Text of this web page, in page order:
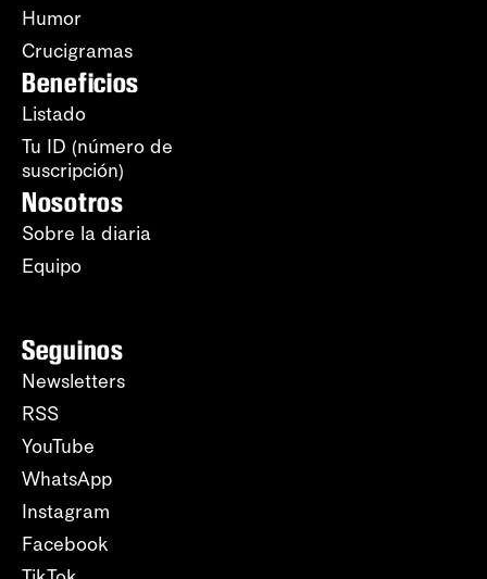
Humor
Crucigramas
Beneficios
Listado
Tu ID (número de
suscripción)
Nosotros
Sobre la diaria
Equipo
Seguinos
Newsletters
RSS
YouTube
WhatsApp
Instagram
Facebook